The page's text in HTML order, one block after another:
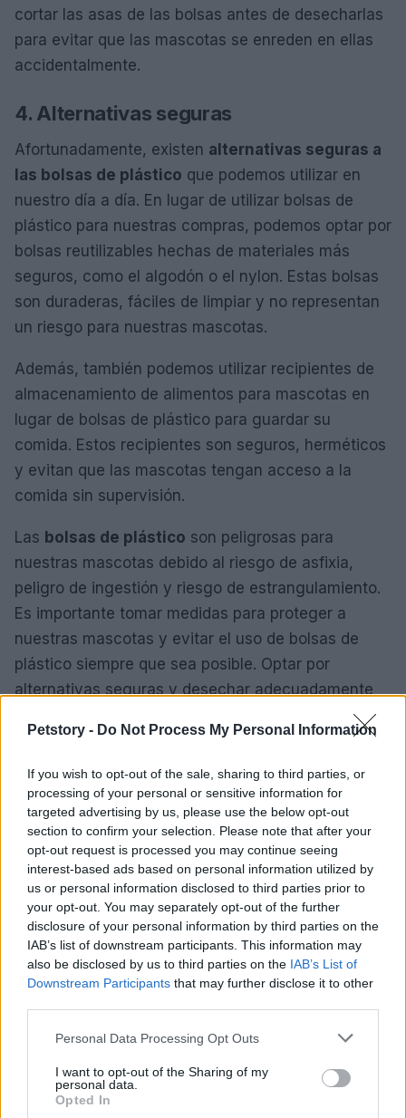
Petstory - Do Not Process My Personal Information
If you wish to opt-out of the sale, sharing to third parties, or
processing of your personal or sensitive information for
targeted advertising by us, please use the below opt-out
section to confirm your selection. Please note that after your
opt-out request is processed you may continue seeing
interest-based ads based on personal information utilized by
us or personal information disclosed to third parties prior to
your opt-out. You may separately opt-out of the further
disclosure of your personal information by third parties on the
IAB’s list of downstream participants. This information may
also be disclosed by us to third parties on the IAB’s List of
Downstream Participants that may further disclose it to other
Please note that this website/app uses one or more Google
not limited to your visit or usage behaviour. You may click to
grant or deny consent to Google and its third-party tags to
use your data for below specified purposes in below Google
Personal Data Processing Opt Outs
I want to opt-out of the Sharing of my
personal data.
Opted In
cortar las asas de las bolsas antes de desecharlas
para evitar que las mascotas se enreden en ellas
accidentalmente.
4. Alternativas seguras
Afortunadamente, existen alternativas seguras a
las bolsas de plástico que podemos utilizar en
nuestro día a día. En lugar de utilizar bolsas de
plástico para nuestras compras, podemos optar por
bolsas reutilizables hechas de materiales más
seguros, como el algodón o el nylon. Estas bolsas
son duraderas, fáciles de limpiar y no representan
un riesgo para nuestras mascotas.
Además, también podemos utilizar recipientes de
almacenamiento de alimentos para mascotas en
lugar de bolsas de plástico para guardar su
comida. Estos recipientes son seguros, herméticos
y evitan que las mascotas tengan acceso a la
comida sin supervisión.
Las bolsas de plástico son peligrosas para
nuestras mascotas debido al riesgo de asfixia,
peligro de ingestión y riesgo de estrangulamiento.
Es importante tomar medidas para proteger a
nuestras mascotas y evitar el uso de bolsas de
plástico siempre que sea posible. Optar por
alternativas seguras y desechar adecuadamente
las bolsas de plástico son pasos importantes para
garantizar la seguridad y el bienestar de nuestras
queridas mascotas.
AUTOR
Redacción Petstory.es